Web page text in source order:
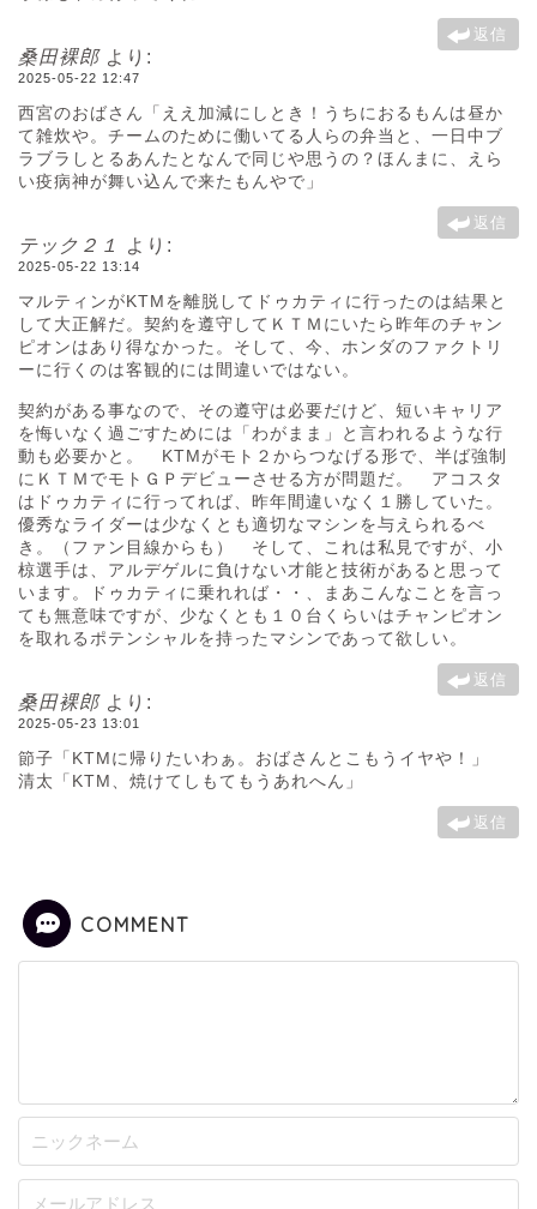
返信
桑田裸郎 より:
2025-05-22 12:47
西宮のおばさん「ええ加減にしとき！うちにおるもんは昼か
て雑炊や。チームのために働いてる人らの弁当と、一日中ブ
ラブラしとるあんたとなんで同じや思うの？ほんまに、えら
い疫病神が舞い込んで来たもんやで」
返信
テック２１ より:
2025-05-22 13:14
マルティンがKTMを離脱してドゥカティに行ったのは結果と
して大正解だ。契約を遵守してＫＴＭにいたら昨年のチャン
ピオンはあり得なかった。そして、今、ホンダのファクトリ
ーに行くのは客観的には間違いではない。
契約がある事なので、その遵守は必要だけど、短いキャリア
を悔いなく過ごすためには「わがまま」と言われるような行
動も必要かと。 KTMがモト２からつなげる形で、半ば強制
にＫＴＭでモトＧＰデビューさせる方が問題だ。 アコスタ
はドゥカティに行ってれば、昨年間違いなく１勝していた。
優秀なライダーは少なくとも適切なマシンを与えられるべ
き。（ファン目線からも） そして、これは私見ですが、小
椋選手は、アルデゲルに負けない才能と技術があると思って
います。ドゥカティに乗れれば・・、まあこんなことを言っ
ても無意味ですが、少なくとも１０台くらいはチャンピオン
を取れるポテンシャルを持ったマシンであって欲しい。
返信
桑田裸郎 より:
2025-05-23 13:01
節子「KTMに帰りたいわぁ。おばさんとこもうイヤや！」
清太「KTM、焼けてしもてもうあれへん」
返信
COMMENT